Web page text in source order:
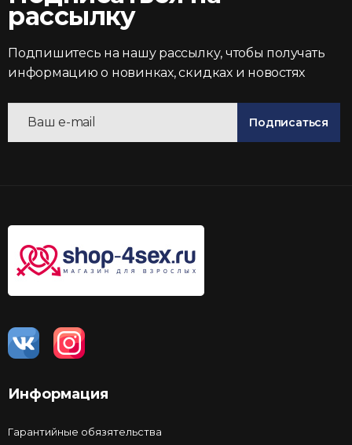
рассылку
Подпишитесь на нашу рассылку, чтобы получать
информацию о новинках, скидках и новостях
Подписаться
Информация
Гарантийные обязятельства